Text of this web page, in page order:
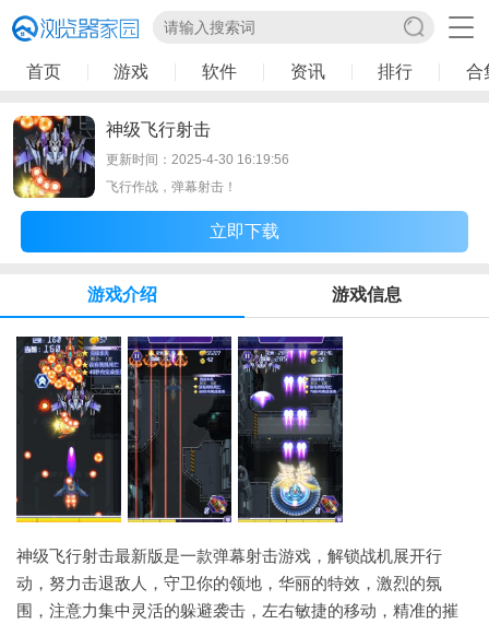
首页 游戏 软件 资讯 排行 合
神级飞行射击
更新时间：2025-4-30 16:19:56
飞行作战，弹幕射击！
立即下载
游戏介绍 游戏信息
神级飞行射击最新版是一款弹幕射击游戏，解锁战机展开行
动，努力击退敌人，守卫你的领地，华丽的特效，激烈的氛
围，注意力集中灵活的躲避袭击，左右敏捷的移动，精准的摧